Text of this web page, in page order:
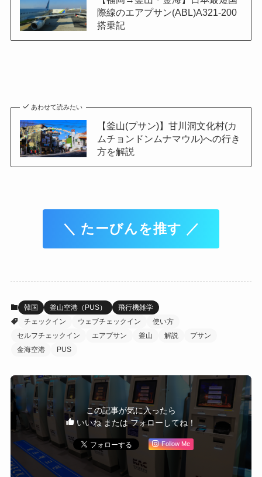
際線のエアプサン(ABL)A321-200
搭乗記
あわせて読みたい
【釜山(プサン)】甘川洞文化村(カ
ムチョンドンムナマウル)への行き
方を解説
＼ たーびんを推す ／
韓国 釜山空港（PUS）
飛行機雑学
チェックイン
ウェブチェックイン
使い方
セルフチェックイン
エアプサン 釜山 解説
プサン
金海空港
PUS
この記事が気に入ったら
いいね または フォローしてね！
Follow Me